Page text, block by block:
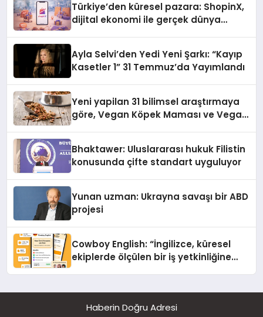
Türkiye’den küresel pazara: ShopinX,
dijital ekonomi ile gerçek dünya
Ayla Selvi’den Yedi Yeni Şarkı: “Kayıp
Kasetler 1” 31 Temmuz’da Yayımlandı
Yeni yapilan 31 bilimsel araştırmaya
göre, Vegan Köpek Maması ve Vegan
Bhaktawer: Uluslararası hukuk Filistin
konusunda çifte standart uyguluyor
Yunan uzman: Ukrayna savaşı bir ABD
projesi
Cowboy English: “İngilizce, küresel
ekiplerde ölçülen bir iş yetkinliğine
Haberin Doğru Adresi